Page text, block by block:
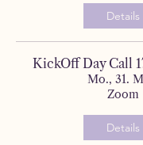
Details
KickOff Day Call
Mo., 31.
Zoom
Details